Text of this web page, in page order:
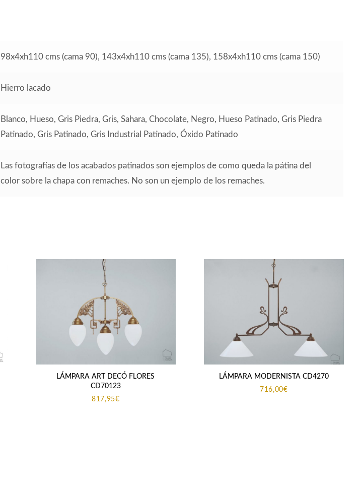
98x4xh110 cms (cama 90), 143x4xh110 cms (cama 135), 158x4xh110 cms (cama 150)
Hierro lacado
Blanco, Hueso, Gris Piedra, Gris, Sahara, Chocolate, Negro, Hueso Patinado, Gris Piedra
Patinado, Gris Patinado, Gris Industrial Patinado, Óxido Patinado
Las fotografías de los acabados patinados son ejemplos de como queda la pátina del
color sobre la chapa con remaches. No son un ejemplo de los remaches.
LÁMPARA ART DECÓ FLORES
CD70123
817,95€
LÁMPARA MODERNISTA CD4270
716,00€